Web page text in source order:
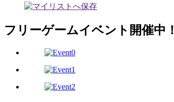
フリーゲームイベント開催中！